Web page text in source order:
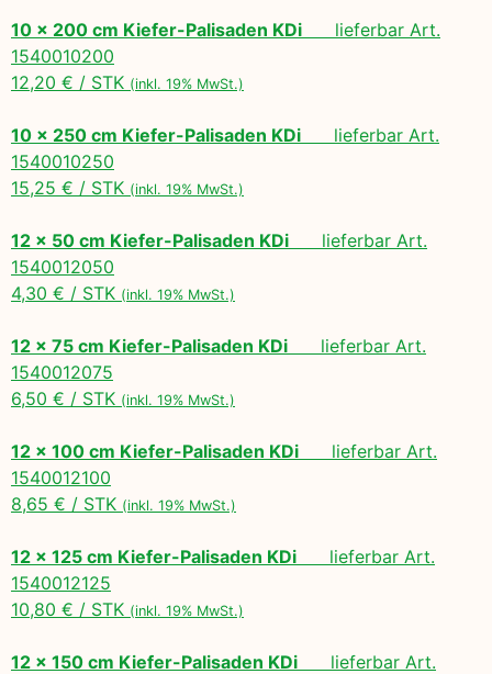
10 x 200 cm Kiefer-Palisaden KDi lieferbar Art.
1540010200
12,20 € / STK (inkl. 19% MwSt.)
10 x 250 cm Kiefer-Palisaden KDi lieferbar Art.
1540010250
15,25 € / STK (inkl. 19% MwSt.)
12 x 50 cm Kiefer-Palisaden KDi lieferbar Art.
1540012050
4,30 € / STK (inkl. 19% MwSt.)
12 x 75 cm Kiefer-Palisaden KDi lieferbar Art.
1540012075
6,50 € / STK (inkl. 19% MwSt.)
12 x 100 cm Kiefer-Palisaden KDi lieferbar Art.
1540012100
8,65 € / STK (inkl. 19% MwSt.)
12 x 125 cm Kiefer-Palisaden KDi lieferbar Art.
1540012125
10,80 € / STK (inkl. 19% MwSt.)
12 x 150 cm Kiefer-Palisaden KDi lieferbar Art.